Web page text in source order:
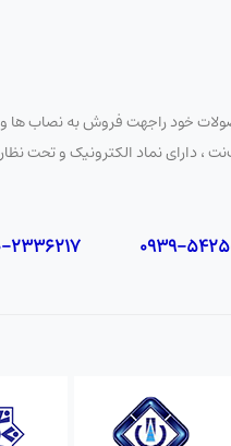
و عوامل محیطی مانند
به اطلاعات و تنظیمات
در برابر سرقت و
در برابر دسترسی
خود راجهت فروش به نصاب ها و
، دارای نماد الکترونیک و